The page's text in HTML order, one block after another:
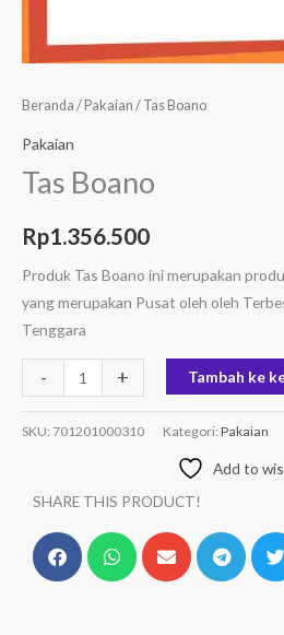
Beranda / Pakaian / Tas Boano
Pakaian
Tas Boano
Rp1.356.500
Produk Tas Boano ini merupakan
yang merupakan Pusat oleh oleh
Tenggara
- + Tambah ke
SKU: 701201000310 Kategori: Pakaian
Add to
SHARE THIS PRODUCT!